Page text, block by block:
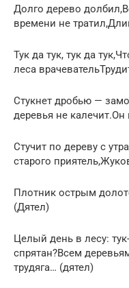
Долго дерево
времени не
Тук да тук, тук да
леса
Стукнет дробью —
деревья не калечит.Он
Стучит по дереву с
старого
Плотник острым
(Дятел)
Целый день в лесу:
спрятан?Всем
трудяга… (дятел)